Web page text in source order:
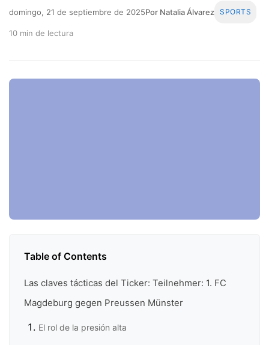
domingo, 21 de septiembre de 2025Por Natalia Álvarez SPORTS
10 min de lectura
Table of Contents
Las claves tácticas del Ticker: Teilnehmer: 1. FC
Magdeburg gegen Preussen Münster
El rol de la presión alta